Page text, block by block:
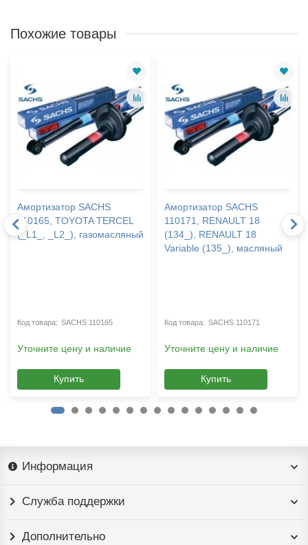
Похожие товары
Амортизатор SACHS
110165, TOYOTA TERCEL
(_L1_, _L2_), газомасляный
SACHS 110165
Уточните цену и наличие
Купить
Амортизатор SACHS
110171, RENAULT 18
(134_), RENAULT 18
Variable (135_), масляный
SACHS 110171
Уточните цену и наличие
Купить
Информация
Служба поддержки
Дополнительно